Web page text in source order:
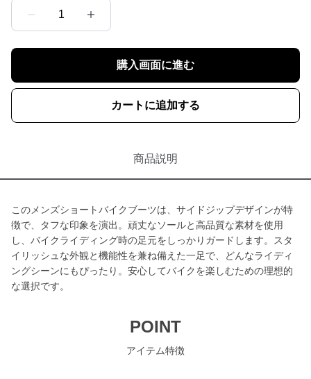
1
購入画面に進む
カートに追加する
商品説明
このメンズショートバイクブーツは、サイドジップデザインが特
徴で、タフな印象を演出。頑丈なソールと高品質な素材を使用
し、バイクライディング時の足元をしっかりガードします。スタ
イリッシュな外観と機能性を兼ね備えた一足で、どんなライディ
ングシーンにもぴったり。安心してバイクを楽しむための理想的
な選択です。
POINT
アイテム特徴